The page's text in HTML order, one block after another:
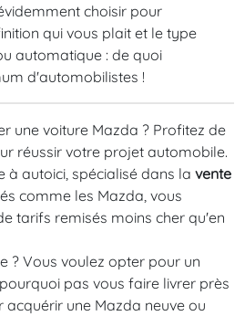
choisir pour
qui vous plait et le type
automatique : de quoi
d'automobilistes !
une voiture Mazda ? Profitez de
réussir votre projet automobile.
à autoici, spécialisé dans la vente
comme les Mazda, vous
tarifs remisés moins cher qu'en
? Vous voulez opter pour un
pas vous faire livrer près
acquérir une Mazda neuve ou